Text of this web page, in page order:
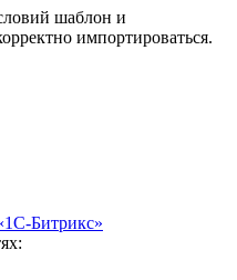
шаблон и
импортироваться.
Битрикс»